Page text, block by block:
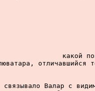
какой
отличавшийся
связывало Валар с